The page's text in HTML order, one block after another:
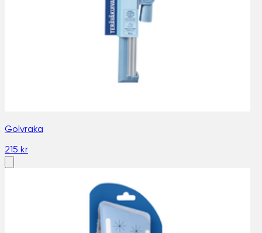
Golvraka
215 kr